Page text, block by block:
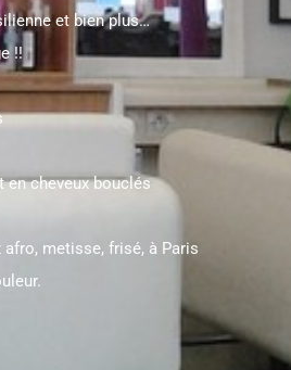
et bien plus…
!!
en cheveux bouclés
metisse, frisé, à Paris